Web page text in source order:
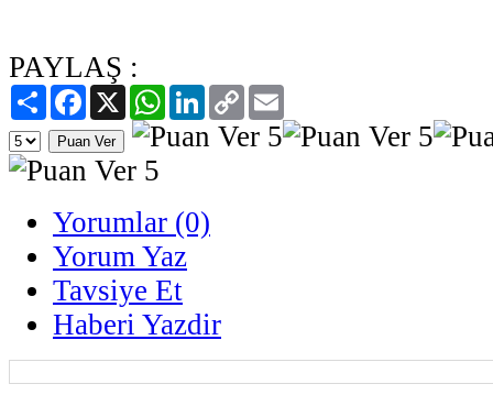
PAYLAŞ :
PaylaşFacebook
X WhatsAppLinkedIn
Copy
Link
Yorumlar (0)
Yorum Yaz
Tavsiye Et
Haberi Yazdir